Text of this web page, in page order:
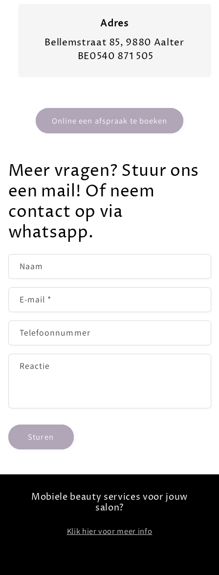
Adres
Bellemstraat 85, 9880 Aalter
BE0540 871 505
Online een afspraak te boeken
Meer vragen? Stuur ons
een mail! Of neem
contact op via
whatsapp.
Naam
E‑mail *
Telefoonnummer
Reactie
Sturen
Mobiele beauty services voor jouw
salon?
Klik hier voor meer info